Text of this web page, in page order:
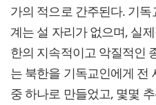
가의 적으로 간주된다. 기
계는 설 자리가 없으며, 실
한의 지속적이고 악질적인
는 북한을 기독교인에게 전
중 하나로 만들었고, 몇몇